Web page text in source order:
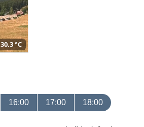
30,3 °C
16:00 17:00 18:00